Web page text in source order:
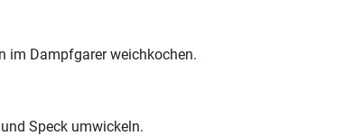
im Dampfgarer weichkochen.
Speck umwickeln.